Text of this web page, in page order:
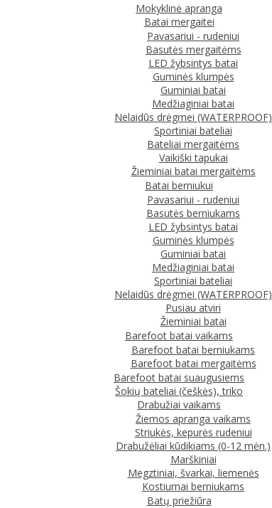
Mokyklinė apranga
Batai mergaitei
Pavasariui - rudeniui
Basutės mergaitėms
LED žybsintys batai
Guminės klumpės
Guminiai batai
Medžiaginiai batai
Nelaidūs drėgmei (WATERPROOF)
Sportiniai bateliai
Bateliai mergaitėms
Vaikiški tapukai
Žieminiai batai mergaitėms
Batai berniukui
Pavasariui - rudeniui
Basutės berniukams
LED žybsintys batai
Guminės klumpės
Guminiai batai
Medžiaginiai batai
Sportiniai bateliai
Nelaidūs drėgmei (WATERPROOF)
Pusiau atviri
Žieminiai batai
Barefoot batai vaikams
Barefoot batai berniukams
Barefoot batai mergaitėms
Barefoot batai suaugusiems
Šokių bateliai (češkės), triko
Drabužiai vaikams
Žiemos apranga vaikams
Striukės, kepurės rudeniui
Drabužėliai kūdikiams (0-12 mėn.)
Marškiniai
Megztiniai, švarkai, liemenės
Kostiumai berniukams
Batų priežiūra